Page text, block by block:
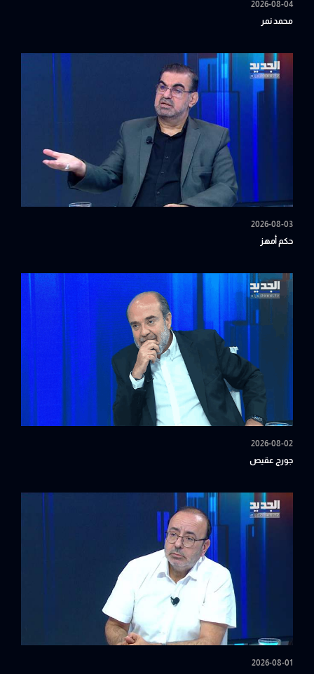
2026-08-04
محمد نمر
2026-08-03
حكم أمهز
2026-08-02
جورج عقيص
2026-08-01